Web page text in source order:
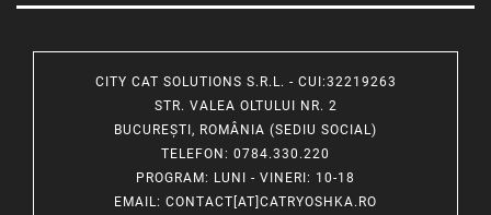
CITY CAT SOLUTIONS S.R.L. - CUI:32219263
STR. VALEA OLTULUI NR. 2
BUCUREȘTI, ROMÂNIA (SEDIU SOCIAL)
TELEFON : 0784.330.220
PROGRAM: LUNI - VINERI: 10-18
EMAIL: CONTACT[AT]CATRYOSHKA.RO